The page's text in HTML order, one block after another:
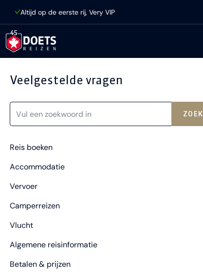
Altijd op de eerste rij, Very VIP
Veelgestelde vragen
ZOEK
Reis boeken
Accommodatie
Vervoer
Camperreizen
Vlucht
Algemene reisinformatie
Betalen & prijzen